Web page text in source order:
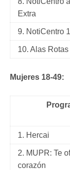
Extra
9. NotiCentro
10. Alas Rotas
Mujeres 18-49:
1. Hercai
2. MUPR: Te
corazón